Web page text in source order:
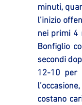
minuti,
l’inizio
nei primi 4
Bonfiglio
secondi
12-10 per
costano